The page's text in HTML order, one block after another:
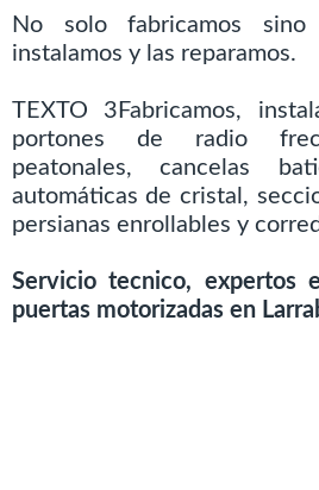
No solo fabricamos
instalamos y las reparamos.
TEXTO 3Fabricamos,
portones de radio
peatonales, cancelas
automáticas de cristal,
persianas enrollables y
Servicio tecnico, expertos
puertas motorizadas en